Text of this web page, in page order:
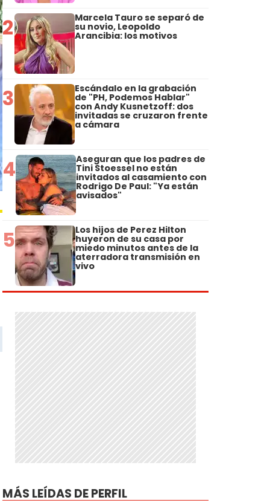
2 Marcela Tauro se separó de
su novio, Leopoldo
Arancibia: los motivos
3 Escándalo en la grabación
de "PH, Podemos Hablar"
con Andy Kusnetzoff: dos
invitadas se cruzaron frente
a cámara
4 Aseguran que los padres de
Tini Stoessel no están
invitados al casamiento con
Rodrigo De Paul: "Ya están
avisados"
5 Los hijos de Perez Hilton
huyeron de su casa por
miedo minutos antes de la
aterradora transmisión en
vivo
MÁS LEÍDAS DE PERFIL